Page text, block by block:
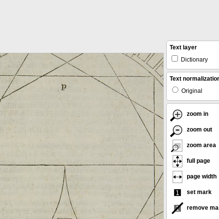
Text layer
Dictionary
Text
Original
zoom in
zoom out
zoom area
full page
page width
set mark
remove